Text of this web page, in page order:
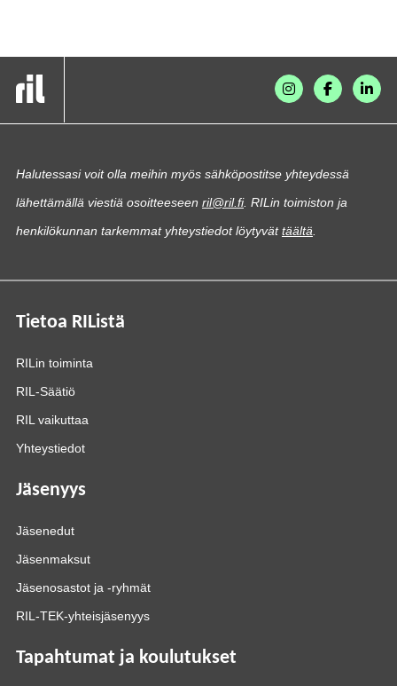
Halutessasi voit olla meihin myös sähköpostitse yhteydessä
lähettämällä viestiä osoitteeseen ril@ril.fi. RILin toimiston ja
henkilökunnan tarkemmat yhteystiedot löytyvättäältä
Tietoa RIListä
RILin toiminta
RIL-Säätiö
RIL vaikuttaa
Yhteystiedot
Jäsenyys
Jäsenedut
Jäsenmaksut
Jäsenosastot ja -ryhmät
RIL-TEK-yhteisjäsenyys
Tapahtumat ja koulutukset